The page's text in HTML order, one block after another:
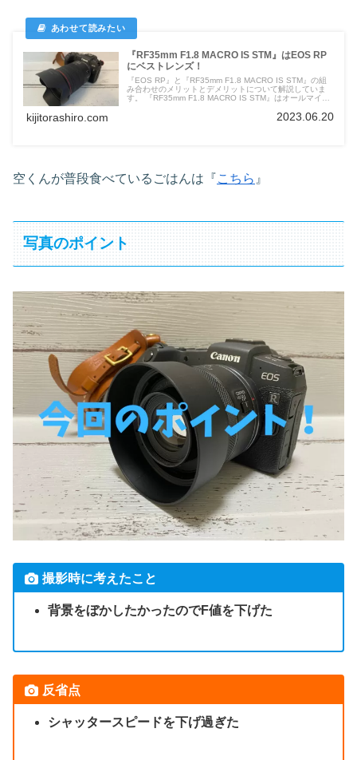
『RF35mm F1.8 MACRO IS STM』はEOS RP
にベストレンズ！
『EOS RP』と『RF35mm F1.8 MACRO IS STM』の組
み合わせのメリットとデメリットについて解説していま
す。 『RF35mm F1.8 MACRO IS STM』はオールマイテ
kijitorashiro.com 2023.06.20
空くんが普段食べているごはんは『こちら 』
写真のポイント
撮影時に考えたこと
背景をぼかしたかったのでF値を下げた
反省点
シャッタースピードを下げ過ぎた